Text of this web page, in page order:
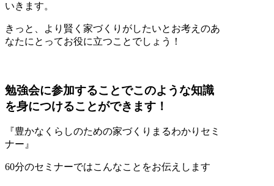
いきます。
きっと、より賢く家づくりがしたいとお考えのあ
なたにとってお役に立つことでしょう！
勉強会に参加することでこのような知識
を身につけることができます！
『豊かなくらしのための家づくりまるわかりセミ
ナー』
60分のセミナーではこんなことをお伝えします